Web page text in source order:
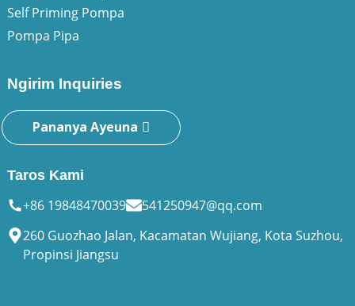
Self Priming Pompa
Pompa Pipa
Ngirim Inquiries
Pananya Ayeuna
Taros Kami
+86 19848470039
541250947@qq.com
260 Guozhao Jalan, Kacamatan Wujiang, Kota Suzhou,
Propinsi Jiangsu